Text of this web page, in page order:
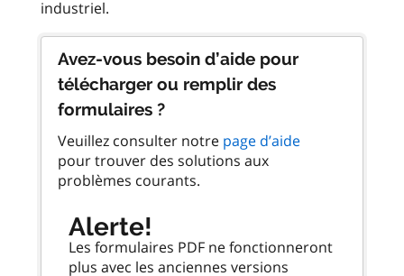
Avez-vous besoin d’aide pour
télécharger ou remplir des
formulaires ?
Veuillez consulter notre page d’aide
pour trouver des solutions aux
problèmes courants.
Alerte!
Les formulaires PDF ne fonctionneront
plus avec les anciennes versions